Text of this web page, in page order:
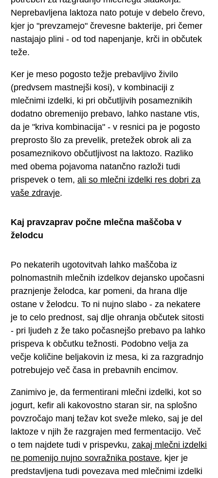
Neprebavljena laktoza nato potuje v debelo črevo,
kjer jo "prevzamejo" črevesne bakterije, pri čemer
nastajajo plini - od tod napenjanje, krči in občutek
teže.
Ker je meso pogosto težje prebavljivo živilo
(predvsem mastnejši kosi), v kombinaciji z
mlečnimi izdelki, ki pri občutljivih posameznikih
dodatno obremenijo prebavo, lahko nastane vtis,
da je "kriva kombinacija" - v resnici pa je pogosto
preprosto šlo za prevelik, pretežek obrok ali za
posameznikovo občutljivost na laktozo. Razliko
med obema pojavoma natančno razloži tudi
prispevek o tem,ali so mlečni izdelki res dobri za
vaše zdravje.
Kaj pravzaprav počne mlečna maščoba v
želodcu
Po nekaterih ugotovitvah lahko maščoba iz
polnomastnih mlečnih izdelkov dejansko upočasni
praznjenje želodca, kar pomeni, da hrana dlje
ostane v želodcu. To ni nujno slabo - za nekatere
je to celo prednost, saj dlje ohranja občutek sitosti
- pri ljudeh z že tako počasnejšo prebavo pa lahko
prispeva k občutku težnosti. Podobno velja za
večje količine beljakovin iz mesa, ki za razgradnjo
potrebujejo več časa in prebavnih encimov.
Zanimivo je, da fermentirani mlečni izdelki, kot so
jogurt, kefir ali kakovostno staran sir, na splošno
povzročajo manj težav kot sveže mleko, saj je del
laktoze v njih že razgrajen med fermentacijo. Več
o tem najdete tudi v prispevku,zakaj mlečni izdelki
ne pomenijo nujno sovražnika postave, kjer je
predstavljena tudi povezava med mlečnimi izdelki